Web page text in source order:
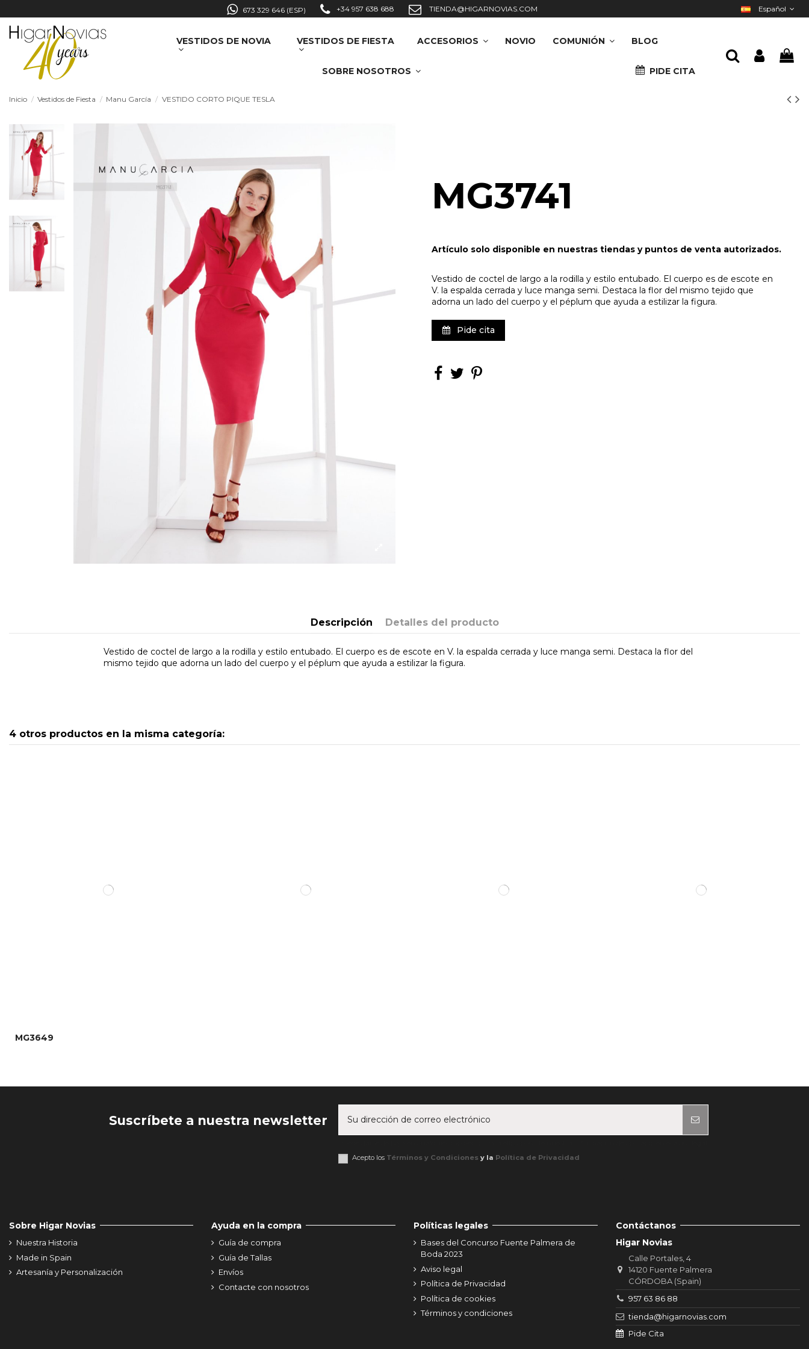
673 329 646 (ESP) +34 957 638 688 TIENDA@HIGARNOVIAS.COM Español
VESTIDOS DE NOVIA VESTIDOS DE FIESTA ACCESORIOS NOVIO COMUNIÓN BLOG
SOBRE NOSOTROS PIDE CITA
Inicio Vestidos de Fiesta Manu García VESTIDO CORTO PIQUE TESLA
MG3741
Artículo solo disponible en nuestras tiendas y puntos de venta autorizados.
Vestido de coctel de largo a la rodilla y estilo entubado. El cuerpo es de escote en
V. la espalda cerrada y luce manga semi. Destaca la flor del mismo tejido que
adorna un lado del cuerpo y el péplum que ayuda a estilizar la figura.
Pide cita
Descripción Detalles del producto
Vestido de coctel de largo a la rodilla y estilo entubado. El cuerpo es de escote en V. la espalda cerrada y luce manga semi. Destaca la flor del
mismo tejido que adorna un lado del cuerpo y el péplum que ayuda a estilizar la figura.
4 otros productos en la misma categoría:
MG3649
Suscríbete a nuestra newsletter
Acepto los Términos y Condiciones y la Política de Privacidad
Sobre Higar Novias
Nuestra Historia
Made in Spain
Artesanía y Personalización
Ayuda en la compra
Guía de compra
Guía de Tallas
Envíos
Contacte con nosotros
Políticas legales
Bases del Concurso Fuente Palmera de
Boda 2023
Aviso legal
Política de Privacidad
Política de cookies
Términos y condiciones
Contáctanos
Higar Novias
Calle Portales, 4
14120 Fuente Palmera
CÓRDOBA (Spain)
957 63 86 88
tienda@higarnovias.com
Pide Cita